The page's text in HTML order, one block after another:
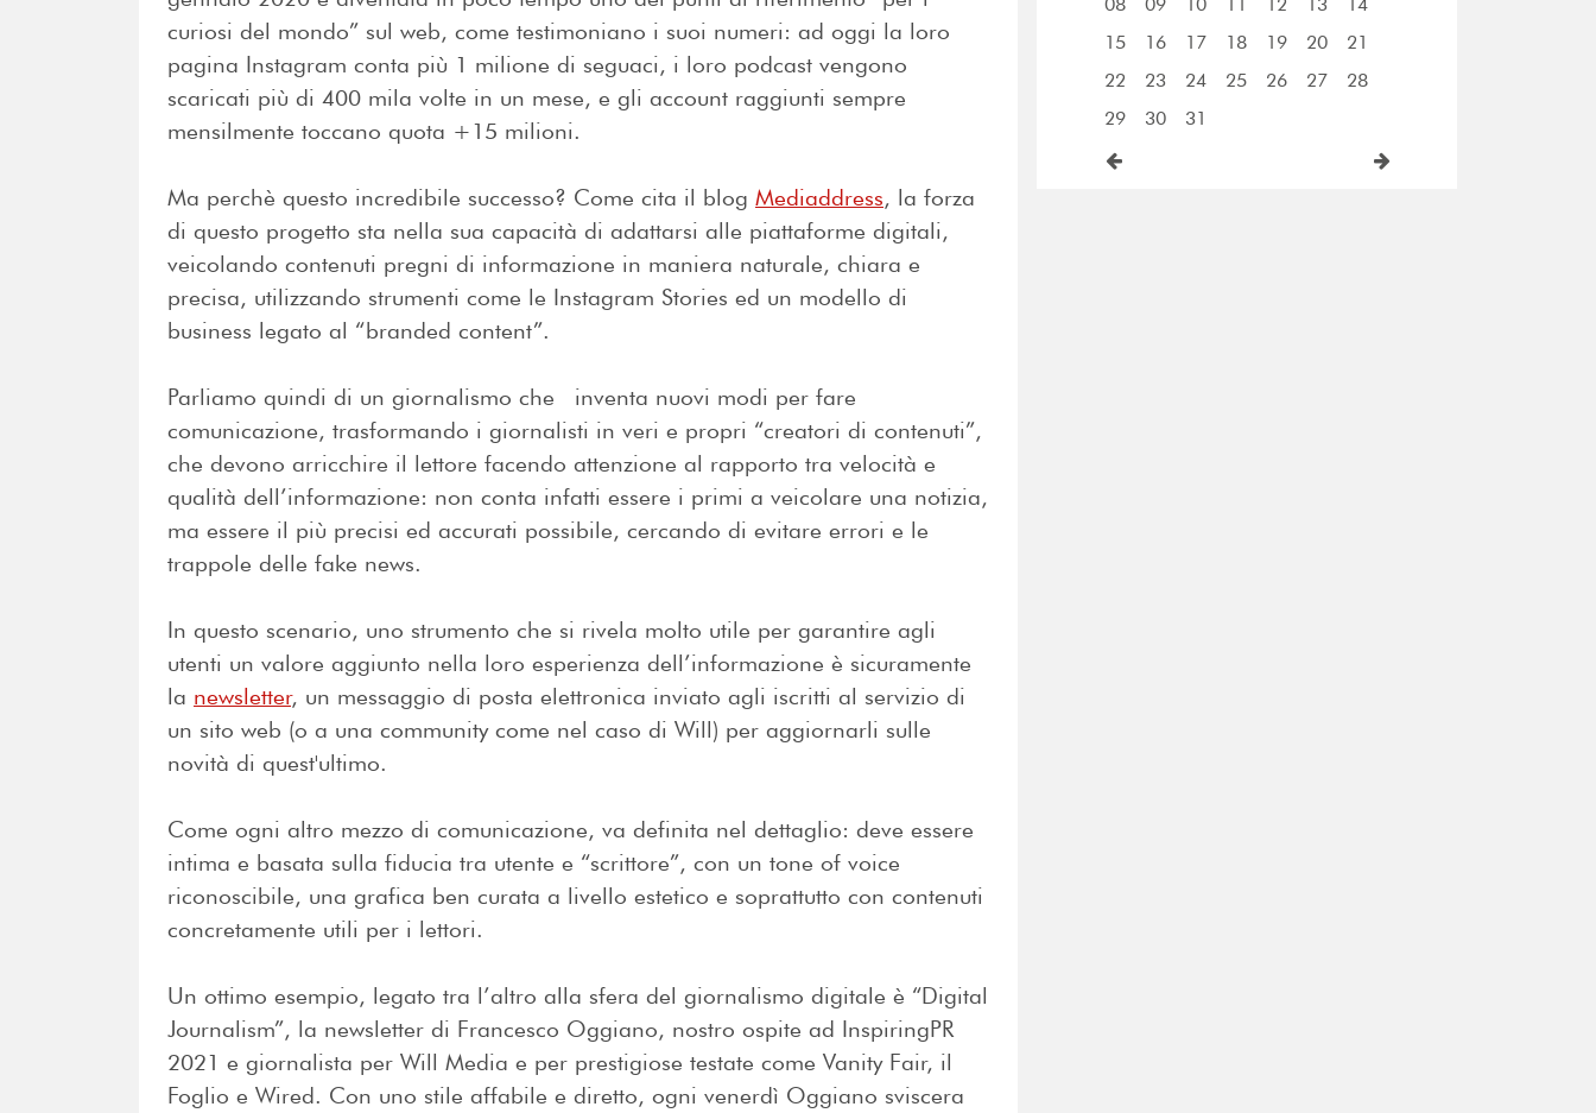
curiosi del mondo” sul web, come testimoniano i suoi numeri: ad oggi la loro
pagina Instagram conta più 1 milione di seguaci, i loro podcast vengono
scaricati più di 400 mila volte in un mese, e gli account raggiunti sempre
mensilmente toccano quota +15 milioni.
Ma perchè questo incredibile successo? Come cita il blog Mediaddress, la forza
di questo progetto sta nella sua capacità di adattarsi alle piattaforme digitali,
veicolando contenuti pregni di informazione in maniera naturale, chiara e
precisa, utilizzando strumenti come le Instagram Stories ed un modello di
business legato al “branded content”.
Parliamo quindi di un giornalismo che inventa nuovi modi per fare
comunicazione, trasformando i giornalisti in veri e propri “creatori di contenuti”,
che devono arricchire il lettore facendo attenzione al rapporto tra velocità e
qualità dell’informazione: non conta infatti essere i primi a veicolare una notizia,
ma essere il più precisi ed accurati possibile, cercando di evitare errori e le
trappole delle fake news.
In questo scenario, uno strumento che si rivela molto utile per garantire agli
utenti un valore aggiunto nella loro esperienza dell’informazione è sicuramente
la newsletter, un messaggio di posta elettronica inviato agli iscritti al servizio di
un sito web (o a una community come nel caso di Will) per aggiornarli sulle
novità di quest'ultimo.
Come ogni altro mezzo di comunicazione, va definita nel dettaglio: deve essere
intima e basata sulla fiducia tra utente e “scrittore”, con un tone of voice
riconoscibile, una grafica ben curata a livello estetico e soprattutto con contenuti
concretamente utili per i lettori.
Un ottimo esempio, legato tra l’altro alla sfera del giornalismo digitale è “Digital
Journalism”, la newsletter di Francesco Oggiano, nostro ospite ad InspiringPR
2021 e giornalista per Will Media e per prestigiose testate come Vanity Fair, il
Foglio e Wired. Con uno stile affabile e diretto, ogni venerdì Oggiano sviscera
15
16 17 18 19 20
21
22
23 24 25 26 27
28
29
30 31